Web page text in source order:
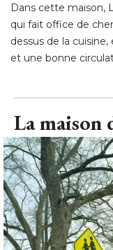
Dans cette maison,
qui fait office de
dessus de la
et une bonne
La maison